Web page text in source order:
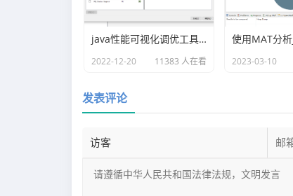
java性能可视化调优工具VisualVM插件之Visual GC
2022-12-20 11383 人在看 2023-03-10
发表评论